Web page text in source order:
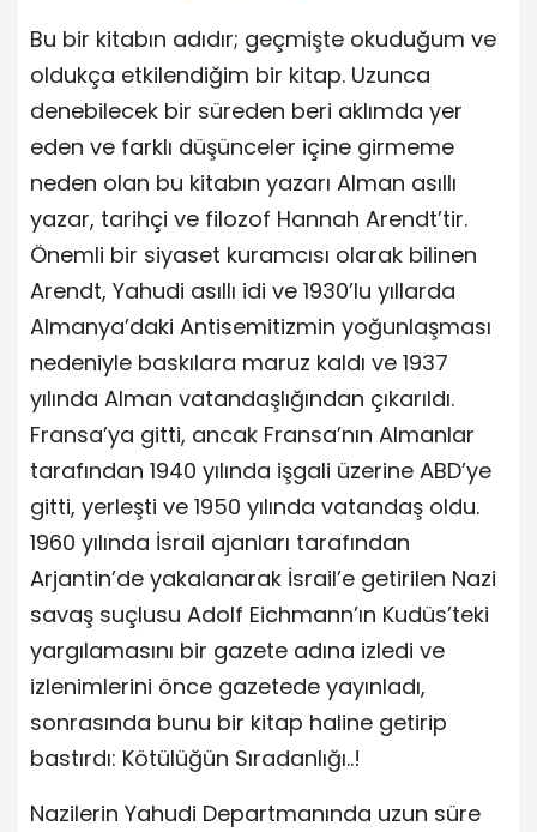
Bu bir kitabın adıdır; geçmişte okuduğum ve
oldukça etkilendiğim bir kitap. Uzunca
denebilecek bir süreden beri aklımda yer
eden ve farklı düşünceler içine girmeme
neden olan bu kitabın yazarı Alman asıllı
yazar, tarihçi ve filozof Hannah Arendt’tir.
Önemli bir siyaset kuramcısı olarak bilinen
Arendt, Yahudi asıllı idi ve 1930’lu yıllarda
Almanya’daki Antisemitizmin yoğunlaşması
nedeniyle baskılara maruz kaldı ve 1937
yılında Alman vatandaşlığından çıkarıldı.
Fransa’ya gitti, ancak Fransa’nın Almanlar
tarafından 1940 yılında işgali üzerine ABD’ye
gitti, yerleşti ve 1950 yılında vatandaş oldu.
1960 yılında İsrail ajanları tarafından
Arjantin’de yakalanarak İsrail’e getirilen Nazi
savaş suçlusu Adolf Eichmann’ın Kudüs’teki
yargılamasını bir gazete adına izledi ve
izlenimlerini önce gazetede yayınladı,
sonrasında bunu bir kitap haline getirip
bastırdı: Kötülüğün Sıradanlığı..!
Nazilerin Yahudi Departmanında uzun süre